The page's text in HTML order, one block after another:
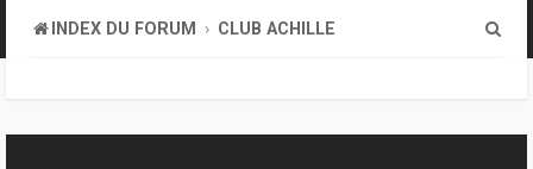
INDEX DU FORUM CLUB ACHILLE
h